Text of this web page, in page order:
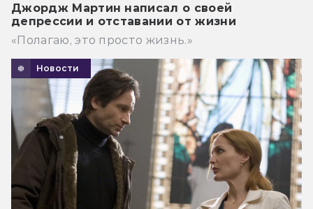
Джордж Мартин написал о своей
депрессии и отставании от жизни
«Полагаю, это просто жизнь.»
Новости